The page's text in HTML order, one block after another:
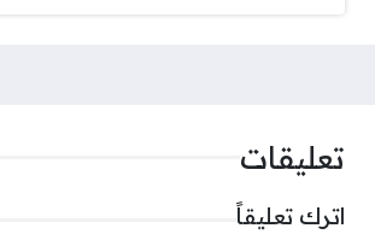
تعليقات
اترك تعليقاً